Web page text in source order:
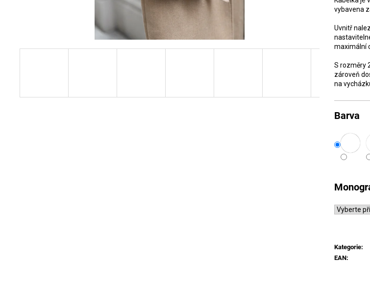
Barva
vybavena
Uvnitř
maximální
S rozměry
zároveň
na
Kategorie:
EAN: